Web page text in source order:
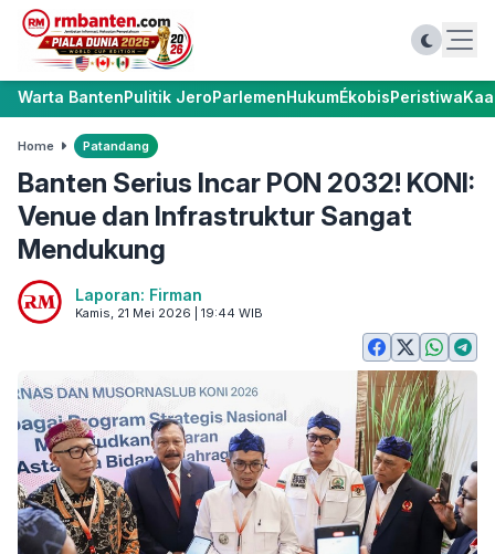
Warta BantenPulitik JeroParlemenHukumÉkobisPeristiwa
Home Patandang
Banten Serius Incar PON 2032! KONI:
Venue dan Infrastruktur Sangat
Mendukung
Laporan: Firman
Kamis, 21 Mei 2026 | 19:44 WIB